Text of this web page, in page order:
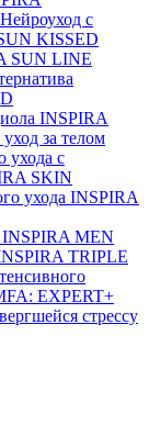
Нейроуход с
KISSED
SUN LINE
INSPIRA
за телом
ухода с
SKIN
ухода INSPIRA
INSPIRA MEN
TRIPLE
EXPERT+
стрессу